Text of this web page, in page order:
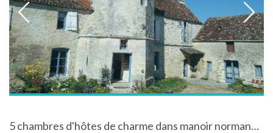
5 chambres d'hôtes de charme dans manoir normand à 2 mn d'Argentan